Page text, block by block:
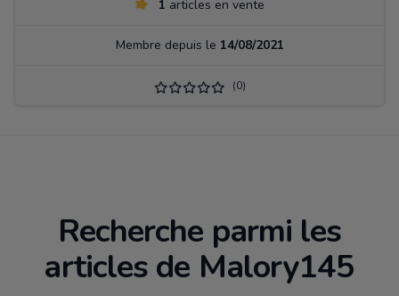
1 articles en vente
Membre depuis le 14/08/2021
(0)
Recherche parmi les
articles de Malory145